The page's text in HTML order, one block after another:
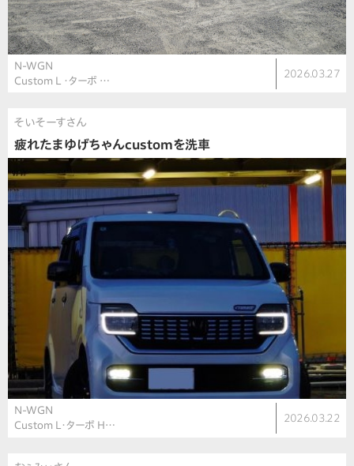
N-WGN
Custom L ・ターボ …
2026.03.27
そいそーすさん
疲れたまゆげちゃんcustomを洗車
N-WGN
Custom L・ターボ H…
2026.03.22